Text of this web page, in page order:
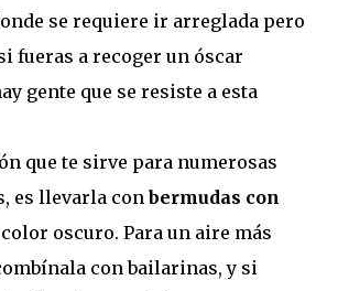
se requiere ir arreglada pero
fueras a recoger un óscar
gente que se resiste a esta
que te sirve para numerosas
es llevarla conbermudas con
oscuro. Para un aire más
con bailarinas, y si